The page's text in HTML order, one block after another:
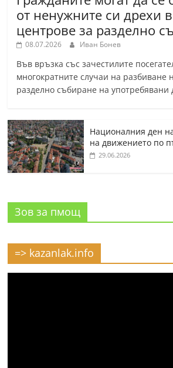
от ненужните си дрехи
центрове за разделно
08.07.2026 Иван Бонев
Във връзка със зачестилите
многократните случаи на разбиване
разделно събиране на употребявани
Националния ден
на движението по
29.06.2026
Зов за пмощ
=> kazanlak.info